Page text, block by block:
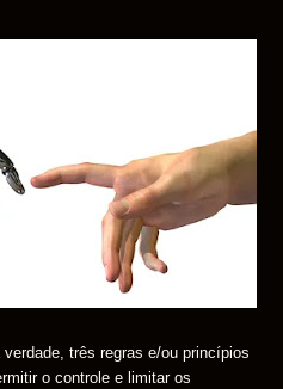
verdade, três regras e/ou princípios
o controle e limitar os